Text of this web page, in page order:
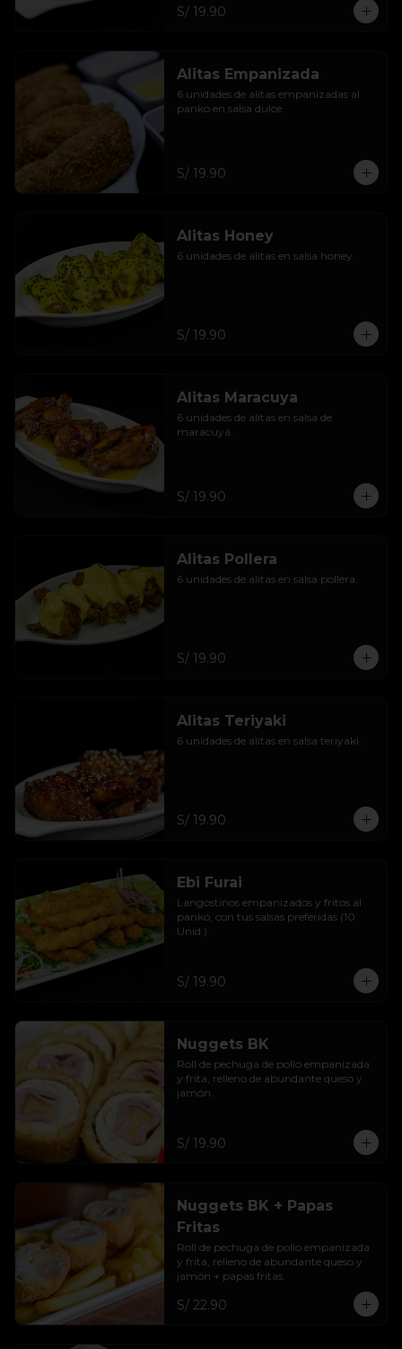
S/ 19.90
Alitas Empanizada
6 unidades de alitas empanizadas al
panko en salsa dulce.
S/ 19.90
Alitas Honey
6 unidades de alitas en salsa honey.
S/ 19.90
Alitas Maracuya
6 unidades de alitas en salsa de
maracuyá.
S/ 19.90
Alitas Pollera
6 unidades de alitas en salsa pollera.
S/ 19.90
Alitas Teriyaki
6 unidades de alitas en salsa teriyaki.
S/ 19.90
Ebi Furai
Langostinos empanizados y fritos al
pankó, con tus salsas preferidas (10
Unid.).
S/ 19.90
Nuggets BK
Roll de pechuga de pollo empanizada
y frita, relleno de abundante queso y
jamón.
S/ 19.90
Nuggets BK + Papas
Fritas
Roll de pechuga de pollo empanizada
y frita, relleno de abundante queso y
jamón + papas fritas.
S/ 22.90